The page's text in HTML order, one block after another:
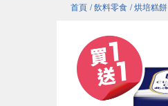
首頁 / 飲料零食 / 烘培糕餅